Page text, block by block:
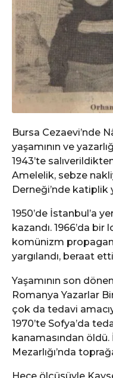
Bursa Cezaevi’nde
yaşamının ve
1943’te
Amelelik, sebze
Derneği’nde katiplik
1950’de İstanbul’a
kazandı. 1966’da
komünizm
yargılandı, beraat
Yaşamının son
Romanya Yazarlar
çok da tedavi
1970’te Sofya’da
kanamasından
Mezarlığı’nda